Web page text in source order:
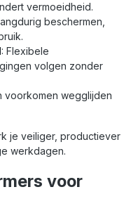
vermoeidheid.
beschermen,
: Flexibele
volgen zonder
voorkomen wegglijden
je veiliger, productiever
werkdagen.
voor